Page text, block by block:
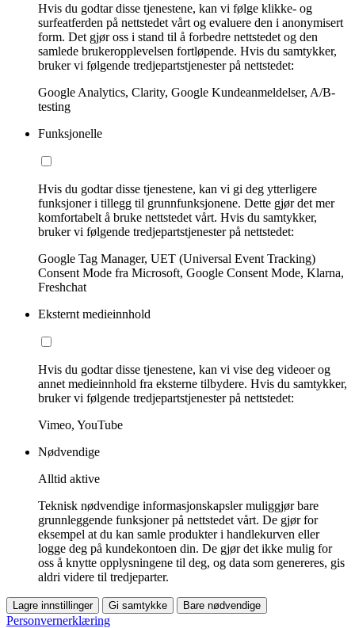
Hvis du godtar disse tjenestene, kan vi følge klikke- og
surfeatferden på nettstedet vårt og evaluere den i anonymisert
form. Det gjør oss i stand til å forbedre nettstedet og den
samlede brukeropplevelsen fortløpende. Hvis du samtykker,
bruker vi følgende tredjepartstjenester på nettstedet:
Google Analytics, Clarity, Google Kundeanmeldelser, A/B-
testing
Funksjonelle
Hvis du godtar disse tjenestene, kan vi gi deg ytterligere
funksjoner i tillegg til grunnfunksjonene. Dette gjør det mer
komfortabelt å bruke nettstedet vårt. Hvis du samtykker,
bruker vi følgende tredjepartstjenester på nettstedet:
Google Tag Manager, UET (Universal Event Tracking)
Consent Mode fra Microsoft, Google Consent Mode, Klarna,
Freshchat
Eksternt medieinnhold
Hvis du godtar disse tjenestene, kan vi vise deg videoer og
annet medieinnhold fra eksterne tilbydere. Hvis du samtykker,
bruker vi følgende tredjepartstjenester på nettstedet:
Vimeo, YouTube
Nødvendige
Alltid aktive
Teknisk nødvendige informasjonskapsler muliggjør bare
grunnleggende funksjoner på nettstedet vårt. De gjør for
eksempel at du kan samle produkter i handlekurven eller
logge deg på kundekontoen din. De gjør det ikke mulig for
oss å knytte opplysningene til deg, og data som genereres, gis
aldri videre til tredjeparter.
Lagre innstillinger Gi samtykke Bare nødvendige
Personvernerklæring